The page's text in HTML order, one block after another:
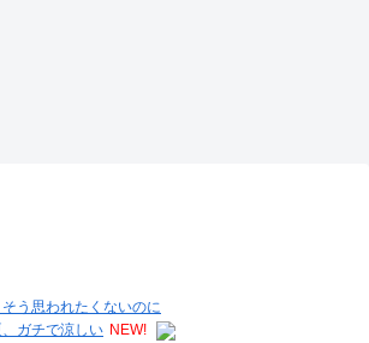
う思われたくないのに
、ガチで涼しい NEW!